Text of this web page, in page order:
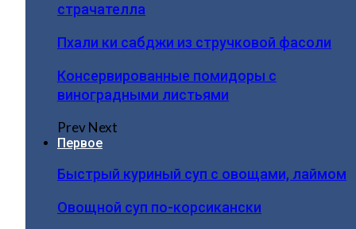
страчателла
Пхали ки сабджи из стручковой фасоли
Консервированные помидоры с
виноградными листьями
PrevNext
Первое
Быстрый куриный суп с овощами, лаймом
Овощной суп по-корсикански